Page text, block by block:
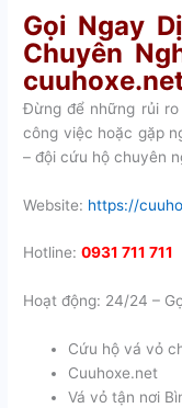
Gọi Ngay
Chuyên
Đừng để những rủi
công việc hoặc gặp
– đội cứu hộ chuyên
Website: https://
Hotline:0931 711 711
Hoạt động: 24/24 –
Cứu hộ vá vỏ
Cuuhoxe.net
Vá vỏ tận nơi